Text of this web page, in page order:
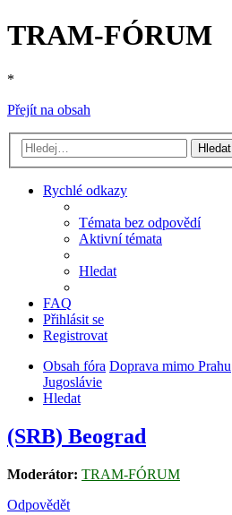
TRAM-FÓRUM
*
Přejít na obsah
Hledat
Rychlé odkazy
Témata bez odpovědí
Aktivní témata
Hledat
FAQ
Přihlásit se
Registrovat
Obsah fóra Doprava mimo Prahu
Jugoslávie
Hledat
(SRB) Beograd
Moderátor: TRAM-FÓRUM
Odpovědět